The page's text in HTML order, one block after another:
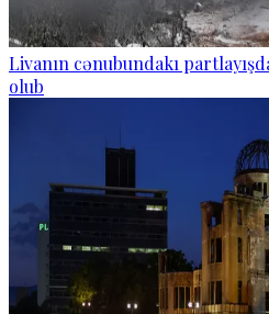
Livanın cənubundakı
olub